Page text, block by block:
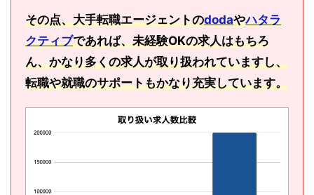
その点、大手転職エージェントのdodaやハタラ
クティブであれば、未経験OKの求人はもちろ
ん、かなり多くの求人が取り扱われていますし、
転職や就職のサポートもかなり充実しています。